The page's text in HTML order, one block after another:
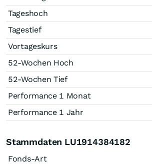
Tageshoch
Tagestief
Vortageskurs
52-Wochen Hoch
52-Wochen Tief
Performance 1 Monat
Performance 1 Jahr
Stammdaten LU1914384182
Fonds-Art